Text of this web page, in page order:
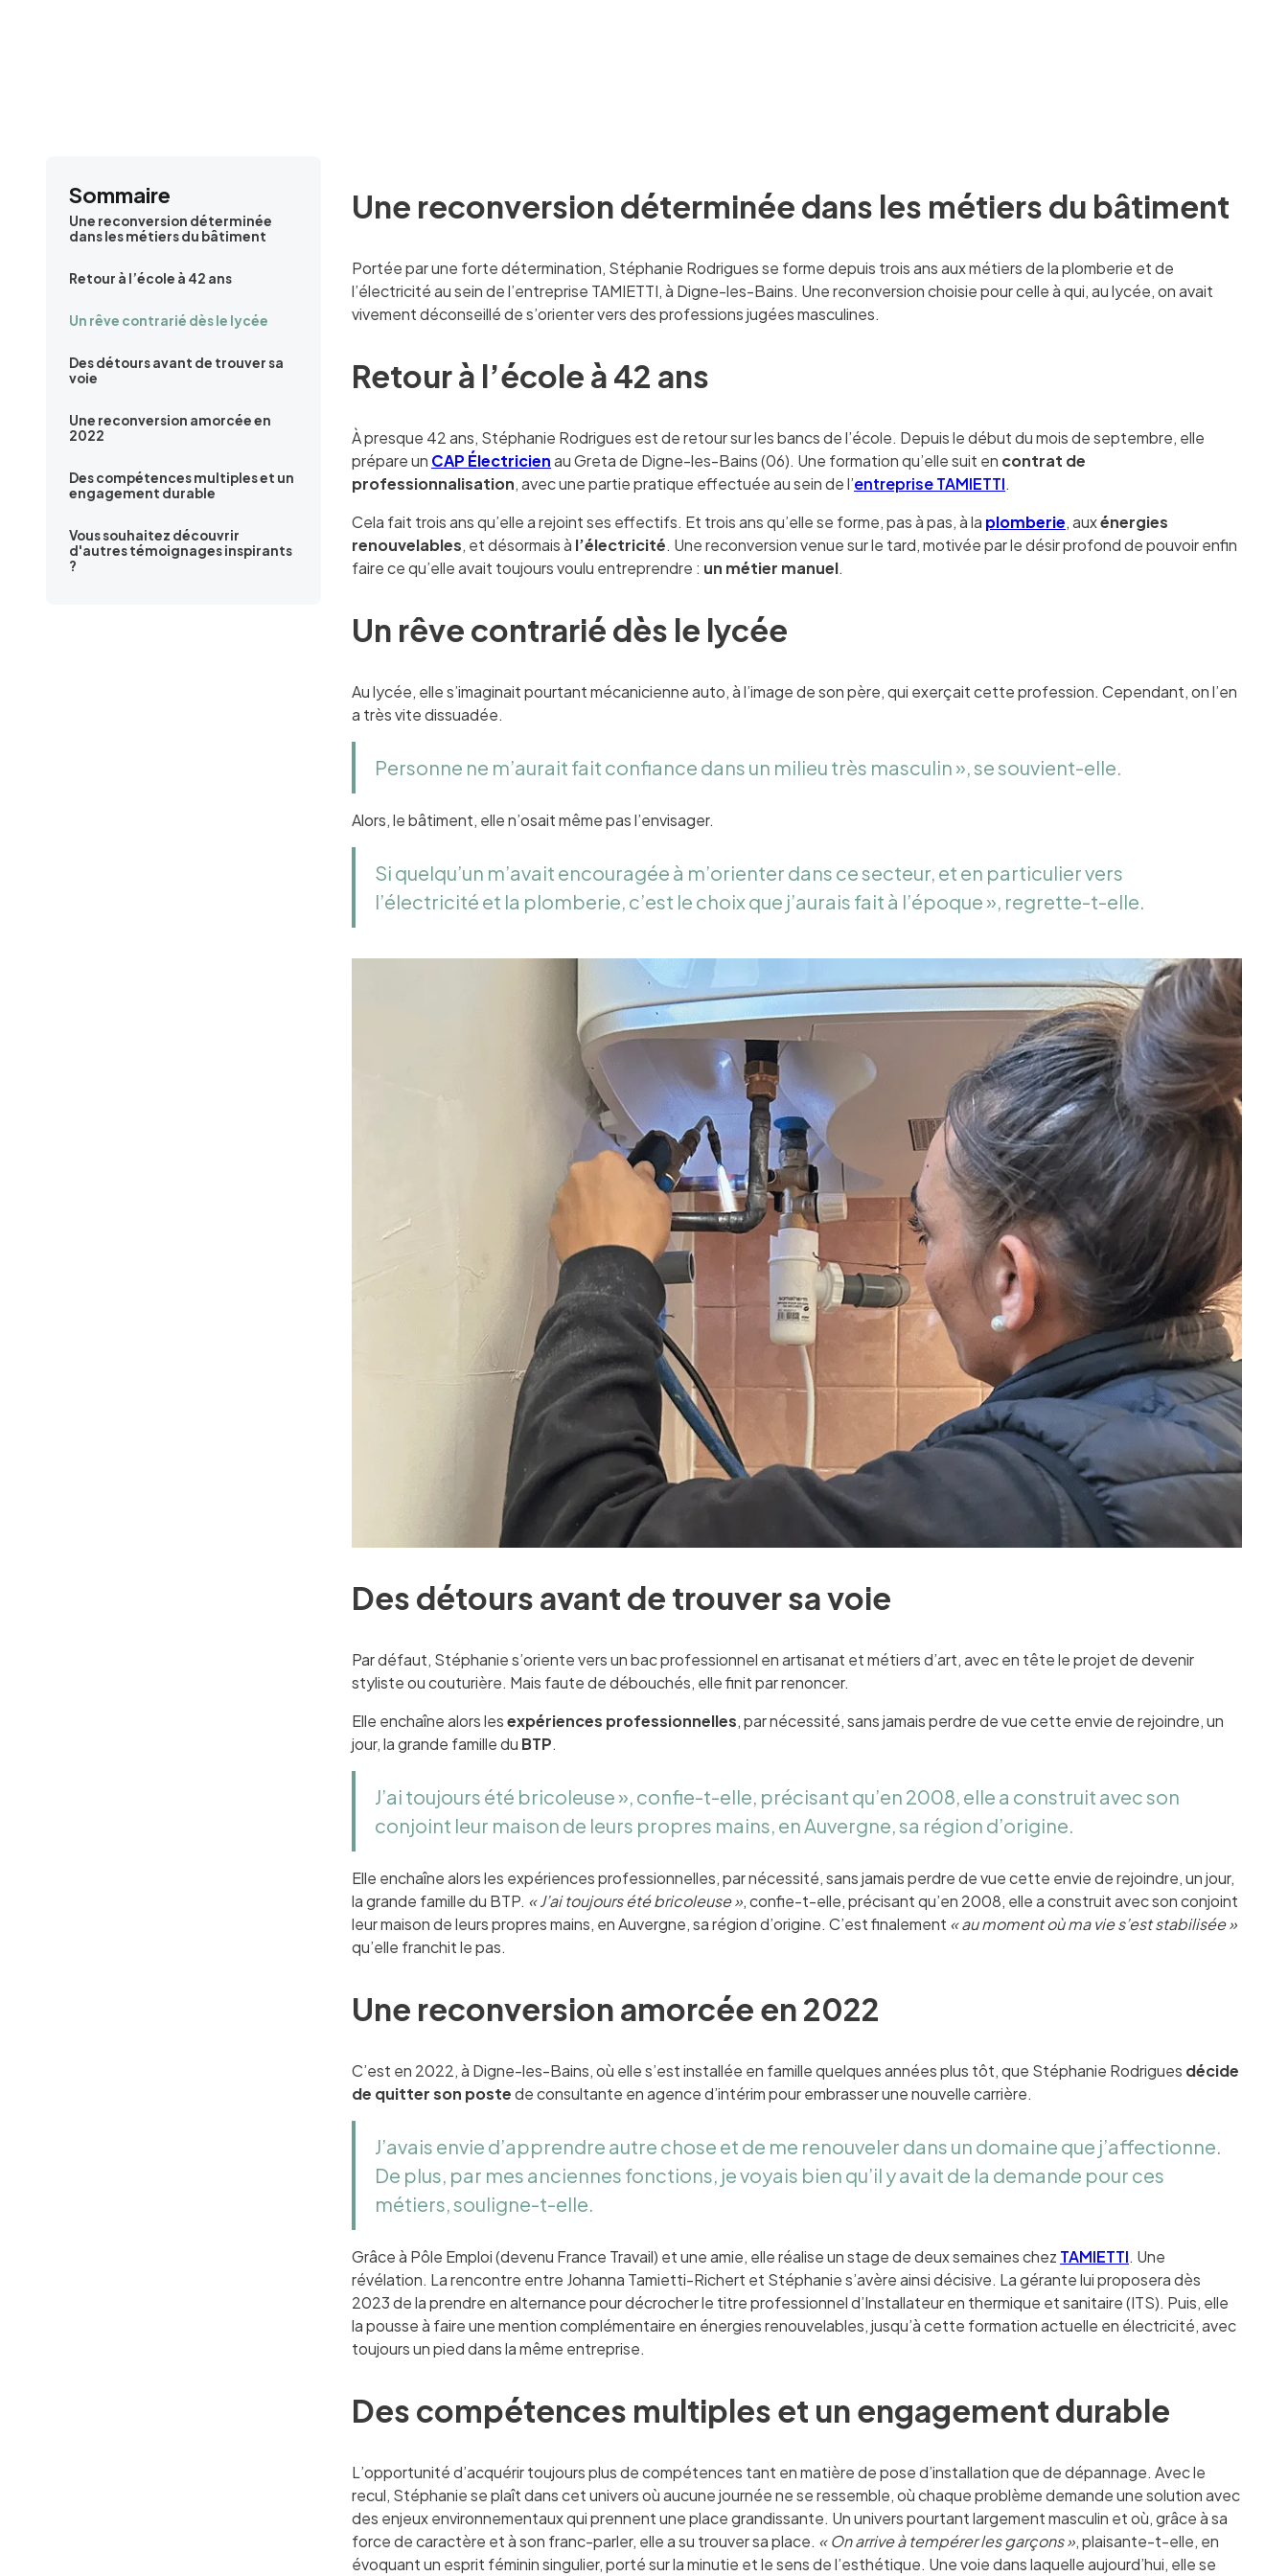
Sommaire
Une reconversion déterminée
dans les métiers du bâtiment
Retour à l’école à 42 ans
Un rêve contrarié dès le lycée
Des détours avant de trouver sa
voie
Une reconversion amorcée en
2022
Des compétences multiples et un
engagement durable
Vous souhaitez découvrir
d'autres témoignages inspirants
?
Une reconversion déterminée dans les métiers du bâtiment
Portée par une forte détermination, Stéphanie Rodrigues se forme depuis trois ans aux métiers de la plomberie et de
l’électricité au sein de l’entreprise TAMIETTI, à Digne-les-Bains. Une reconversion choisie pour celle à qui, au lycée, on avait
vivement déconseillé de s’orienter vers des professions jugées masculines.
Retour à l’école à 42 ans
À presque 42 ans, Stéphanie Rodrigues est de retour sur les bancs de l’école. Depuis le début du mois de septembre, elle
prépare un CAP Électricienau Greta de Digne-les-Bains (06). Une formation qu’elle suit en contrat de
professionnalisation, avec une partie pratique effectuée au sein de l’entreprise TAMIETTI.
Cela fait trois ans qu’elle a rejoint ses effectifs. Et trois ans qu’elle se forme, pas à pas, à la plomberie, auxénergies
renouvelables, et désormais à l’électricité. Une reconversion venue sur le tard, motivée par le désir profond de pouvoir enfin
faire ce qu’elle avait toujours voulu entreprendre : un métier manuel.
Un rêve contrarié dès le lycée
Au lycée, elle s’imaginait pourtant mécanicienne auto, à l’image de son père, qui exerçait cette profession. Cependant, on l’en
a très vite dissuadée.
Personne ne m’aurait fait confiance dans un milieu très masculin », se souvient-elle.
Alors, le bâtiment, elle n’osait même pas l’envisager.
Si quelqu’un m’avait encouragée à m’orienter dans ce secteur, et en particulier vers
l’électricité et la plomberie, c’est le choix que j’aurais fait à l’époque », regrette-t-elle.
Des détours avant de trouver sa voie
Par défaut, Stéphanie s’oriente vers un bac professionnel en artisanat et métiers d’art, avec en tête le projet de devenir
styliste ou couturière. Mais faute de débouchés, elle finit par renoncer.
Elle enchaîne alors lesexpériences professionnelles, par nécessité, sans jamais perdre de vue cette envie de rejoindre, un
jour, la grande famille du BTP.
J’ai toujours été bricoleuse », confie-t-elle, précisant qu’en 2008, elle a construit avec son
conjoint leur maison de leurs propres mains, en Auvergne, sa région d’origine.
Elle enchaîne alors les expériences professionnelles, par nécessité, sans jamais perdre de vue cette envie de rejoindre, un jour,
la grande famille du BTP. « J’ai toujours été bricoleuse », confie-t-elle, précisant qu’en 2008, elle a construit avec son conjoint
leur maison de leurs propres mains, en Auvergne, sa région d’origine. C’est finalement « au moment où ma vie s’est stabilisée »
qu’elle franchit le pas.
Une reconversion amorcée en 2022
C’est en 2022, à Digne-les-Bains, où elle s’est installée en famille quelques années plus tôt, que Stéphanie Rodrigues décide
de quitter son postede consultante en agence d’intérim pour embrasser une nouvelle carrière.
J’avais envie d’apprendre autre chose et de me renouveler dans un domaine que j’affectionne.
De plus, par mes anciennes fonctions, je voyais bien qu’il y avait de la demande pour ces
métiers, souligne-t-elle.
Grâce à Pôle Emploi (devenu France Travail) et une amie, elle réalise un stage de deux semaines chez TAMIETTI. Une
révélation. La rencontre entre Johanna Tamietti-Richert et Stéphanie s’avère ainsi décisive. La gérante lui proposera dès
2023 de la prendre en alternance pour décrocher le titre professionnel d’Installateur en thermique et sanitaire (ITS). Puis, elle
la pousse à faire une mention complémentaire en énergies renouvelables, jusqu’à cette formation actuelle en électricité, avec
toujours un pied dans la même entreprise.
Des compétences multiples et un engagement durable
L’opportunité d’acquérir toujours plus de compétences tant en matière de pose d’installation que de dépannage. Avec le
recul, Stéphanie se plaît dans cet univers où aucune journée ne se ressemble, où chaque problème demande une solution avec
des enjeux environnementaux qui prennent une place grandissante. Un univers pourtant largement masculin et où, grâce à sa
force de caractère et à son franc-parler, elle a su trouver sa place. « On arrive à tempérer les garçons », plaisante-t-elle, en
évoquant un esprit féminin singulier, porté sur la minutie et le sens de l’esthétique. Une voie dans laquelle aujourd’hui, elle se